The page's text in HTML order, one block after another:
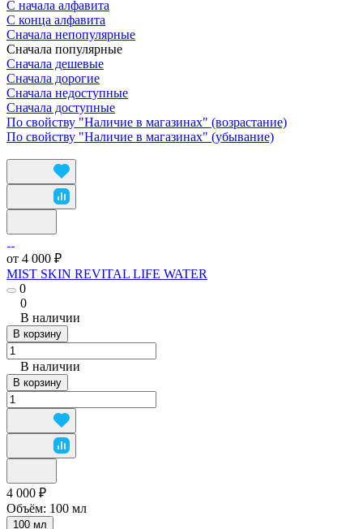
С начала алфавита
С конца алфавита
Сначала непопулярные
Сначала популярные
Сначала дешевые
Сначала дорогие
Сначала недоступные
Сначала доступные
По свойству "Наличие в магазинах" (возрастание)
По свойству "Наличие в магазинах" (убывание)
от 4 000 ₽
MIST SKIN REVITAL LIFE WATER
0
0
В наличии
В корзину
В наличии
В корзину
4 000 ₽
Объём: 100 мл
100 мл